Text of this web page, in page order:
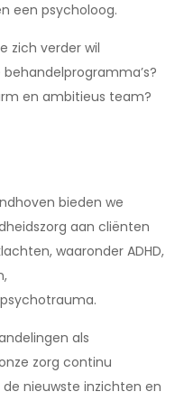
een psycholoog.
zich verder wil
en ambitieus team?
bieden we
aan cliënten
waaronder ADHD,
als
zorg continu
nieuwste inzichten en